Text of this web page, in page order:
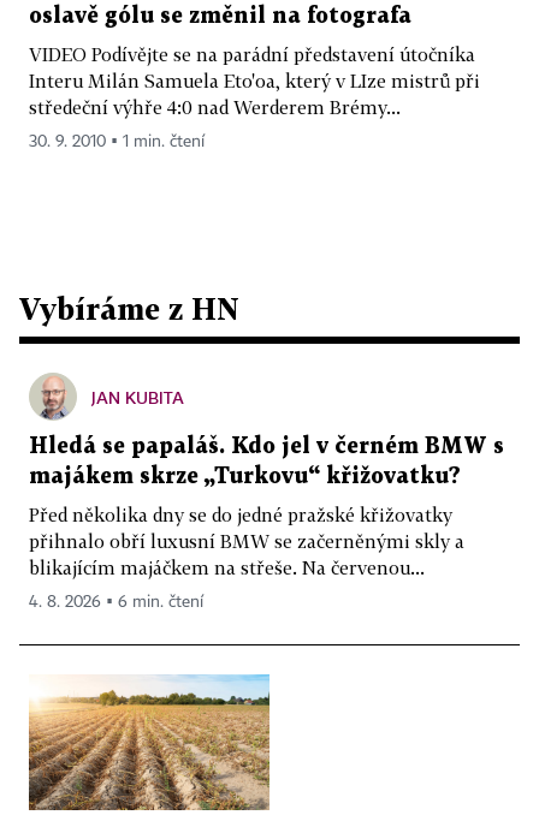
oslavě gólu se změnil na fotografa
VIDEO Podívějte se na parádní představení útočníka
Interu Milán Samuela Eto'oa, který v LIze mistrů při
středeční výhře 4:0 nad Werderem Brémy...
30. 9. 2010 ▪ 1 min. čtení
Vybíráme z HN
JAN KUBITA
Hledá se papaláš. Kdo jel v černém BMW s
majákem skrze „Turkovu“ křižovatku?
Před několika dny se do jedné pražské křižovatky
přihnalo obří luxusní BMW se začerněnými skly a
blikajícím majáčkem na střeše. Na červenou...
4. 8. 2026 ▪ 6 min. čtení